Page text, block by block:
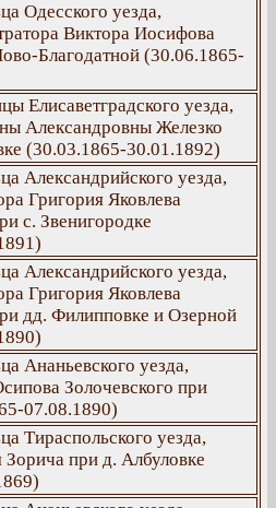
Одесского уезда,
Виктора Иосифова
Благодатной (30.06.1865-
Елисаветградского уезда,
Александровны Железко
(30.03.1865-30.01.1892)
Александрийского уезда,
Григория Яковлева
с. Звенигородке
Александрийского уезда,
Григория Яковлева
дд. Филипповке и Озерной
Ананьевского уезда,
Золочевского при
07.08.1890)
Тираспольского уезда,
при д. Албуловке